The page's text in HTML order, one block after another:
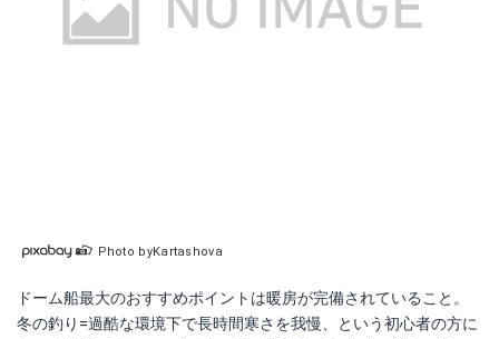
Photo byKartashova
ドーム船最大のおすすめポイントは暖房が完備されていること。
冬の釣り=過酷な環境下で長時間寒さを我慢、という初心者の方に